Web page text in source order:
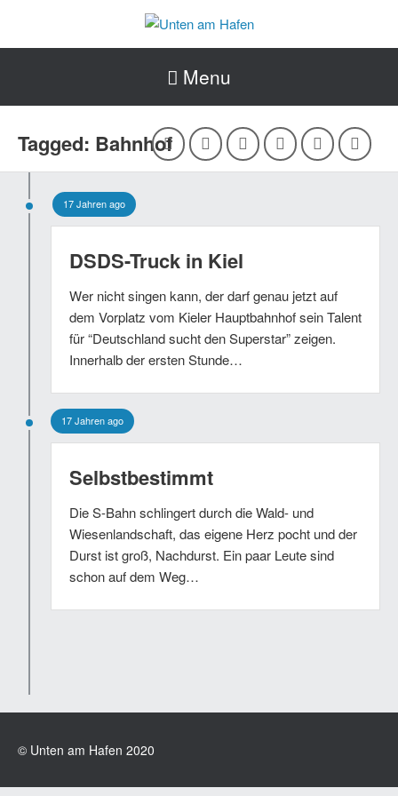
Menu
Tagged: Bahnhof
17 Jahren ago
DSDS-Truck in Kiel
Wer nicht singen kann, der darf genau jetzt auf
dem Vorplatz vom Kieler Hauptbahnhof sein Talent
für “Deutschland sucht den Superstar” zeigen.
Innerhalb der ersten Stunde…
17 Jahren ago
Selbstbestimmt
Die S-Bahn schlingert durch die Wald- und
Wiesenlandschaft, das eigene Herz pocht und der
Durst ist groß, Nachdurst. Ein paar Leute sind
schon auf dem Weg…
© Unten am Hafen 2020